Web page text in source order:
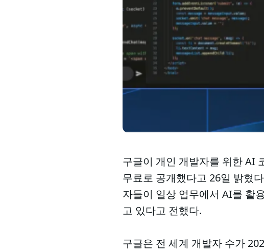
구글이 개인 개발자를 위한 AI
무료로 공개했다고 26일 밝혔
자들이 일상 업무에서 AI를 활
고 있다고 전했다.
구글은 전 세계 개발자 수가